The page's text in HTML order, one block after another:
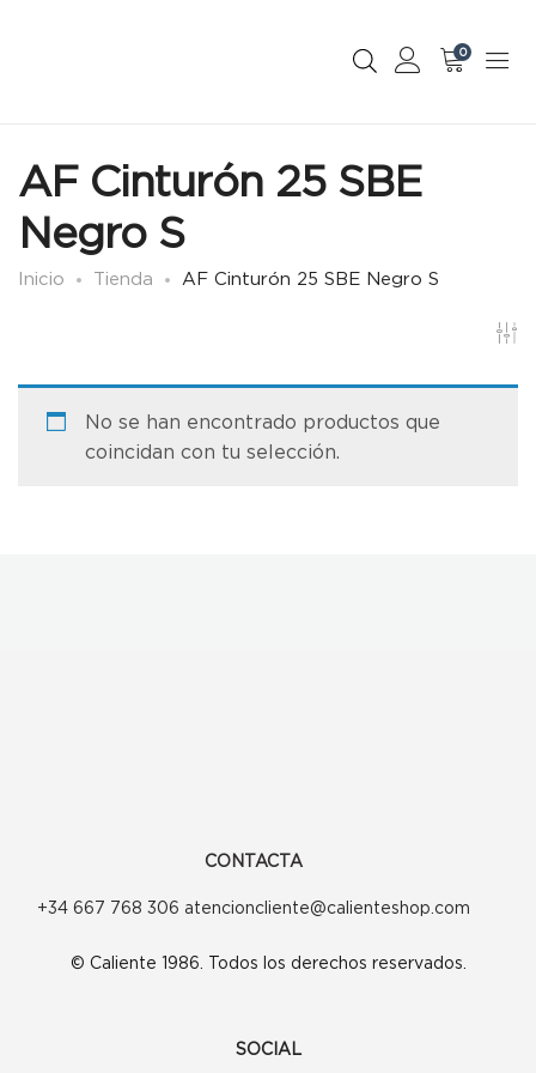
0
AF Cinturón 25 SBE
Negro S
Inicio Tienda AF Cinturón 25 SBE Negro S
No se han encontrado productos que
coincidan con tu selección.
CONTACTA
+34 667 768 306 atencioncliente@calienteshop.com
© Caliente 1986. Todos los derechos reservados.
SOCIAL